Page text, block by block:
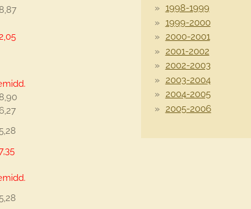
1998-1999
1999-2000
2000-2001
2001-2002
2002-2003
2003-2004
2004-2005
2005-2006